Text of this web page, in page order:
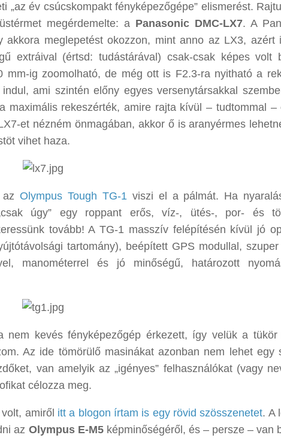
év csúcskompakt fényképezőgépe” elismerést.
megérdemelte: a Panasonic DMC-LX7. A
meglepetést okozzon, mint anno az LX3, azért
extráival (értsd: tudástárával) csak-csak képes volt
ig zoomolható, de még ott is F2.3-ra nyitható a
ami szintén előny egyes versenytársakkal
maximális rekeszérték, amire rajta kívül – tudtommal –
et nézném önmagában, akkor ő is aranyérmes
vihet haza.
az Olympus Tough TG-1viszi el a pálmát. Ha
úgy” egy roppant erős, víz-, ütés-, por- és
tovább! A TG-1 masszív felépítésén kívül jó
tartomány), beépített GPS modullal,
manométerrel és jó minőségű, határozott
nem kevés fényképezőgép érkezett, így velük a tükör
Az ide tömörülő masinákat azonban nem lehet egy
van amelyik az „igényes” felhasználókat (vagy
célozza meg.
volt, amiről itt a blogon írtam is egy rövid szösszenetet. A
az Olympus E-M5képminőségéről, és – persze – van